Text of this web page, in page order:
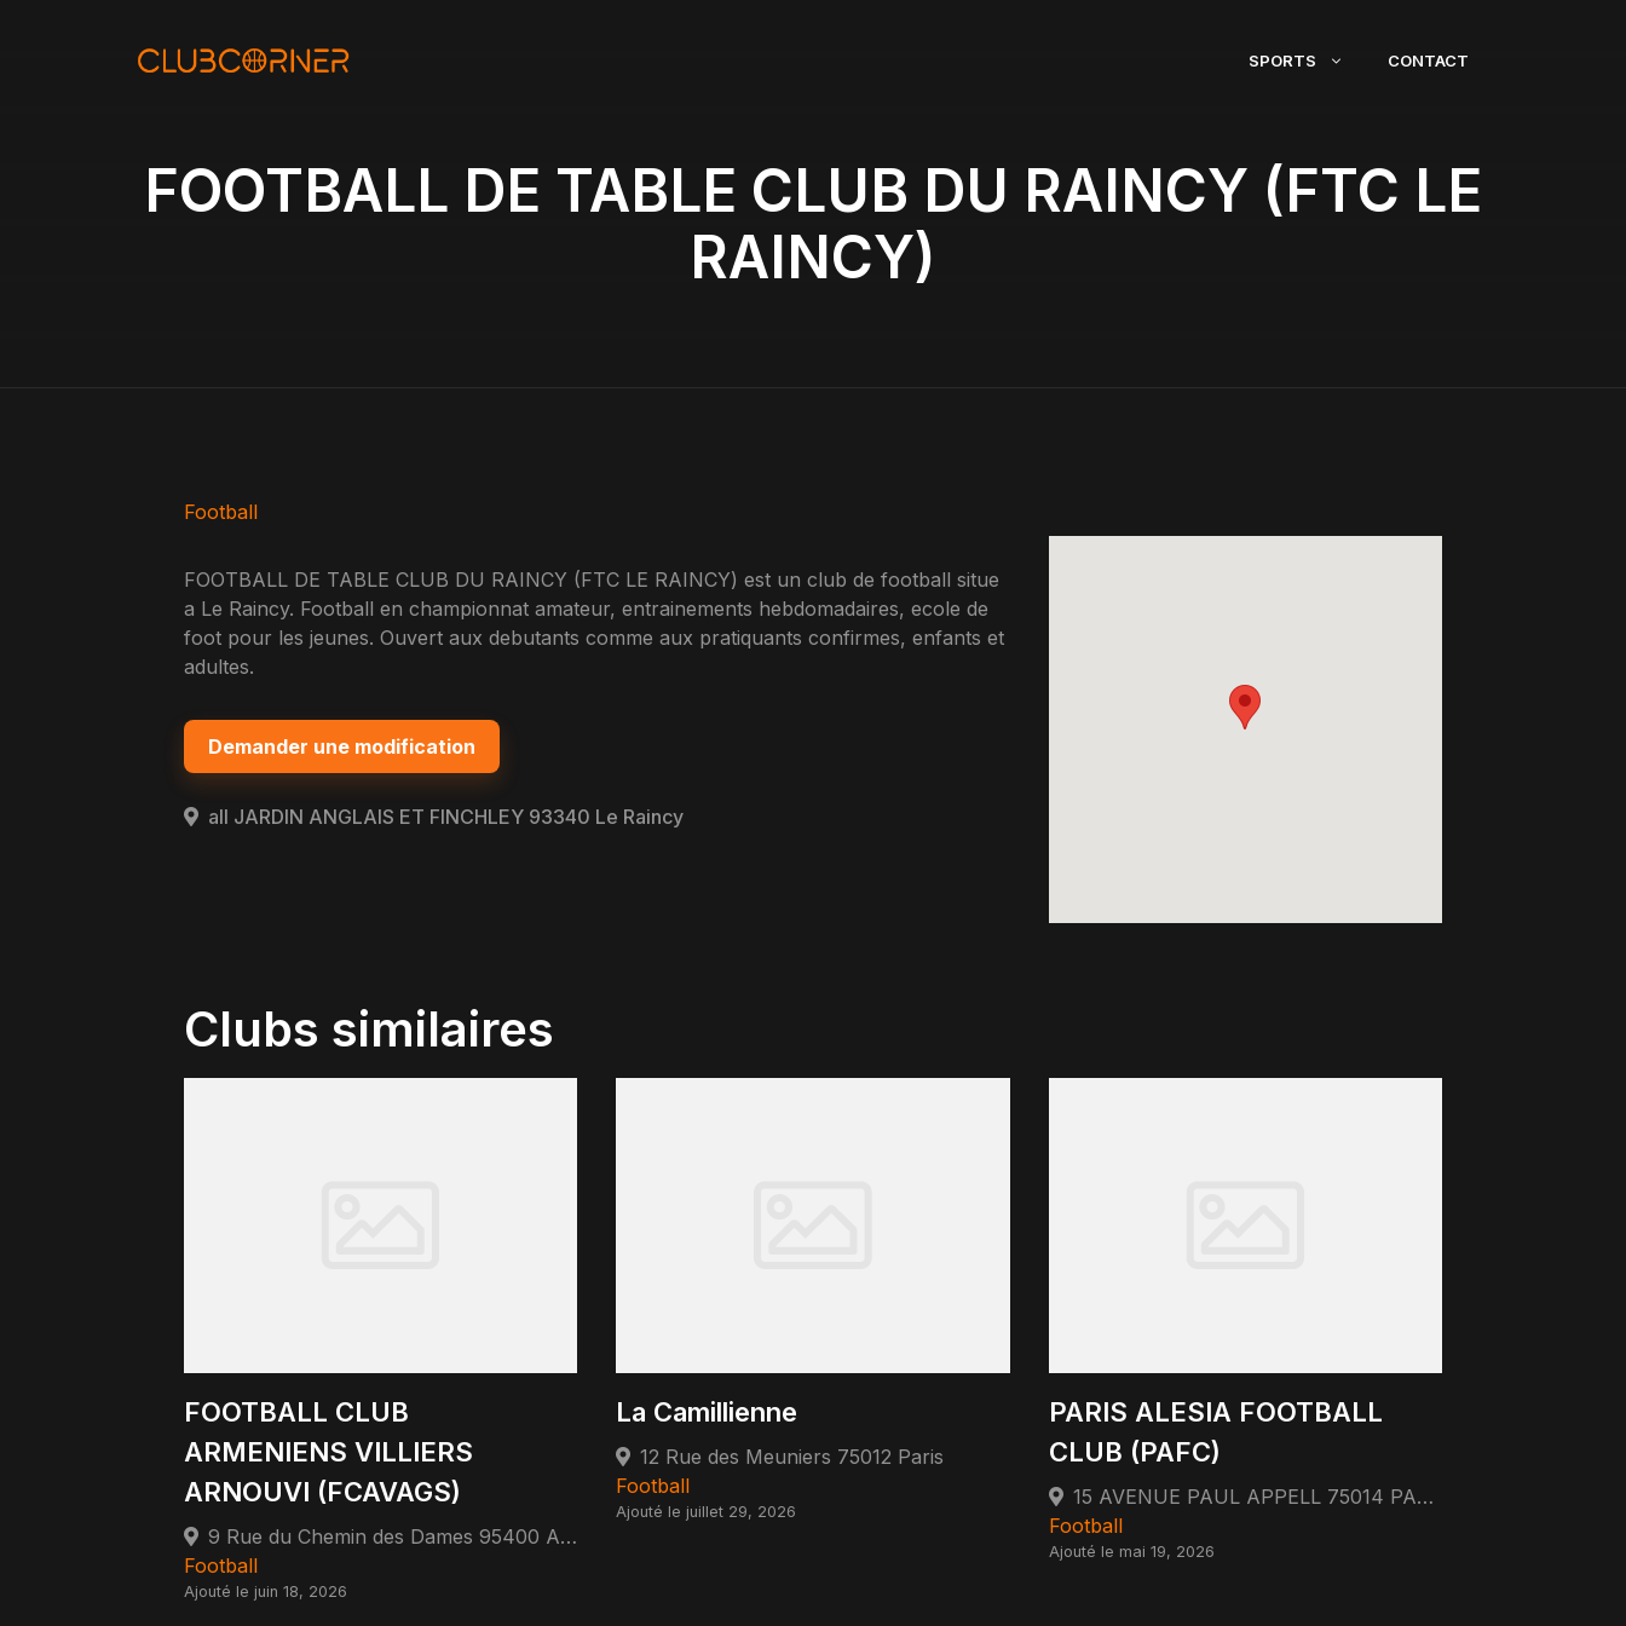
SPORTS CONTACT
FOOTBALL DE TABLE CLUB DU RAINCY (FTC LE
RAINCY)
Football
FOOTBALL DE TABLE CLUB DU RAINCY (FTC LE RAINCY) est un club de football situe
a Le Raincy. Football en championnat amateur, entrainements hebdomadaires, ecole de
foot pour les jeunes. Ouvert aux debutants comme aux pratiquants confirmes, enfants et
adultes.
Demander une modification
all JARDIN ANGLAIS ET FINCHLEY 93340 Le Raincy
Clubs similaires
FOOTBALL CLUB
ARMENIENS VILLIERS
ARNOUVI (FCAVAGS)
9 Rue du Chemin des Dames 95400 Arnouville
Football
Ajouté le juin 18, 2026
La Camillienne
12 Rue des Meuniers 75012 Paris
Football
Ajouté le juillet 29, 2026
PARIS ALESIA FOOTBALL
CLUB (PAFC)
15 AVENUE PAUL APPELL 75014 PARIS 75014 Paris
Football
Ajouté le mai 19, 2026